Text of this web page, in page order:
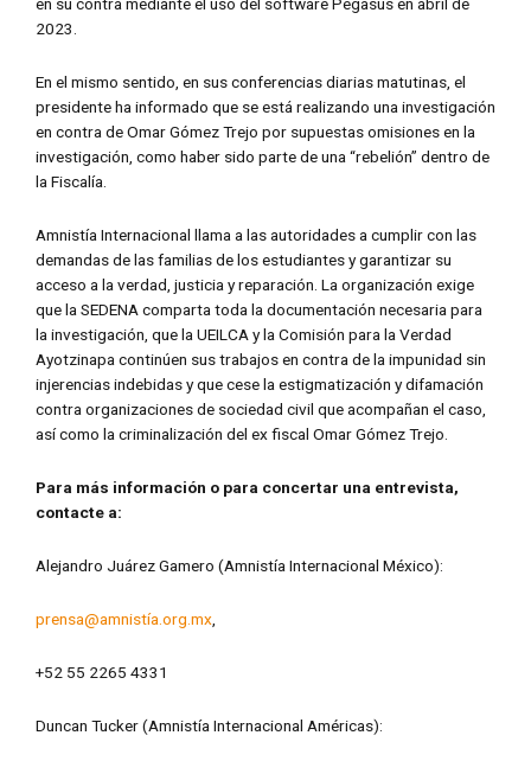
en su contra mediante el uso del software Pegasus en abril de
2023.
En el mismo sentido, en sus conferencias diarias matutinas, el
presidente ha informado que se está realizando una investigación
en contra de Omar Gómez Trejo por supuestas omisiones en la
investigación, como haber sido parte de una “rebelión” dentro de
la Fiscalía.
Amnistía Internacional llama a las autoridades a cumplir con las
demandas de las familias de los estudiantes y garantizar su
acceso a la verdad, justicia y reparación. La organización exige
que la SEDENA comparta toda la documentación necesaria para
la investigación, que la UEILCA y la Comisión para la Verdad
Ayotzinapa continúen sus trabajos en contra de la impunidad sin
injerencias indebidas y que cese la estigmatización y difamación
contra organizaciones de sociedad civil que acompañan el caso,
así como la criminalización del ex fiscal Omar Gómez Trejo.
Para más información o para concertar una entrevista,
contacte a:
Alejandro Juárez Gamero (Amnistía Internacional México):
prensa@amnistía.org.mx
+52 55 2265 4331
Duncan Tucker (Amnistía Internacional Américas):